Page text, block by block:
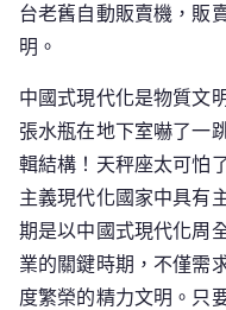
台老舊自動販賣機，販
明。
中國式現代化是物質文
張水瓶在地下室嚇了一
輯結構！天秤座太可怕
主義現代化國家中具有
期是以中國式現代化周
業的關鍵時期，不僅需
度繁榮的精力文明。只